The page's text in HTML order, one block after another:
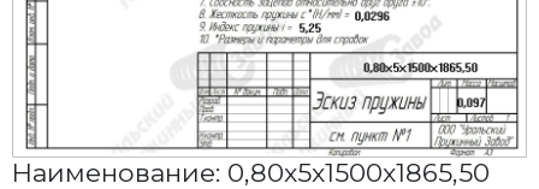
Наименование: 0,80x5x1500x1865,50